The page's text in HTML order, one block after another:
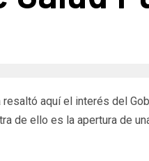
aquí el interés del
de ello es la apertura de